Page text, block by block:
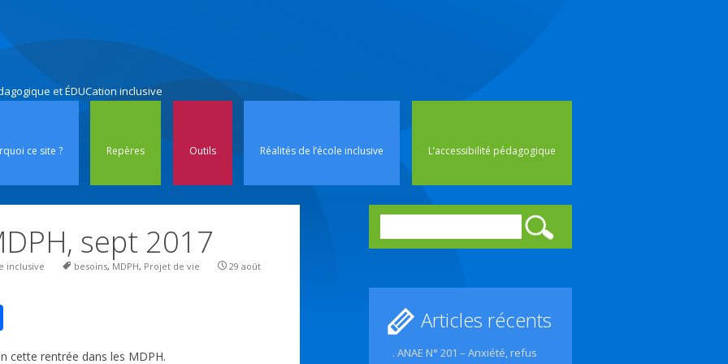
et ÉDUCation inclusive
ce site ? Repères Outils Réalités de l’école inclusive L’accessibilité pédagogique
sept 2017
inclusive besoins, MDPH, Projet de vie
29 août
ar
cette rentrée dans les MDPH.
Articles récents
. ANAE N° 201 – Anxiété, refus